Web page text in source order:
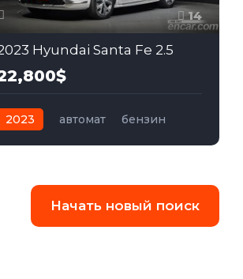
14
Hyundai Santa Fe 2.5
2023 автомат
бензин
Начать новый поиск